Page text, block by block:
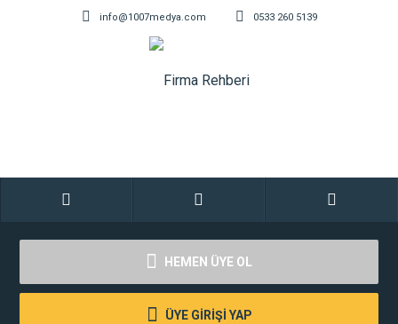
info@1007medya.com 0533 260 5139
HEMEN ÜYE OL
ÜYE GİRİŞİ YAP